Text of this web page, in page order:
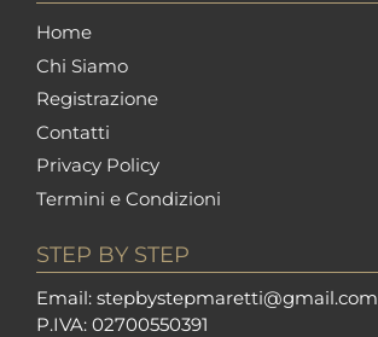
Home
Chi Siamo
Registrazione
Contatti
Privacy Policy
Termini e Condizioni
STEP BY STEP
Email: stepbystepmaretti@gmail.com
P.IVA: 02700550391